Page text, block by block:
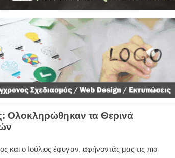
Ολοκληρώθηκαν τα Θερινά
και ο Ιούλιος έφυγαν, αφήνοντάς μας τις πιο